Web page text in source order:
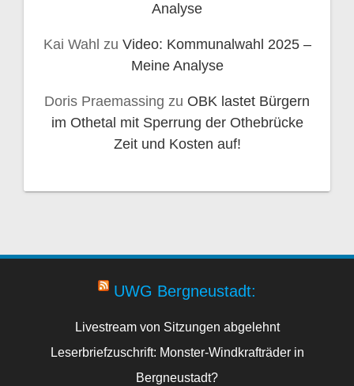
Analyse
Kai Wahl zu Video: Kommunalwahl 2025 –
Meine Analyse
Doris Praemassing zu OBK lastet Bürgern
im Othetal mit Sperrung der Othebrücke
Zeit und Kosten auf!
UWG Bergneustadt:
Livestream von Sitzungen abgelehnt
Leserbriefzuschrift: Monster-Windkrafträder in
Bergneustadt?